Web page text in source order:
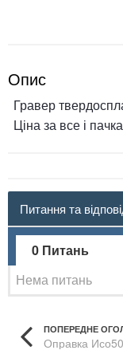
Опис
Гравер
Ціна за все і
Питання та
0 Питань
Нема питань
ПОПЕРЕДНЕ
Оправка